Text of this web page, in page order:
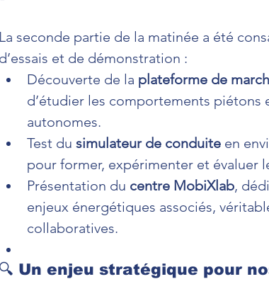
La seconde partie de la matinée a été
d’essais et de démonstration :
Découverte de la plateforme de
d’étudier les comportements piétons
autonomes.
Test du simulateur de conduite en
pour former, expérimenter et évaluer
Présentation du centre MobiXlab,
enjeux énergétiques associés,
collaboratives.
🔍 Un enjeu stratégique pour